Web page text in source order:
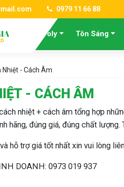
0979 11 66 88
Tấm Poly Tôn Sáng
Nhiệt - Cách Âm
- CÁCH ÂM
nhiệt + cách âm tổng hợp
hãng, đúng giá, đúng chất
hỗ trợ giá tốt nhất xin vui lòng
DOANH: 0973 019 937